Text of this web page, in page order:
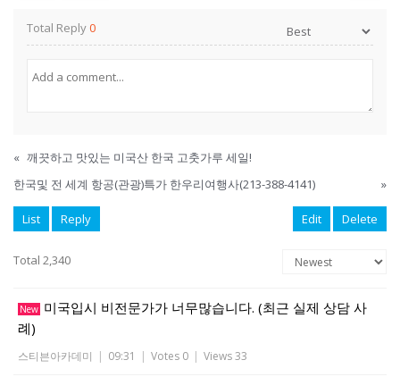
Total Reply0
« 깨끗하고 맛있는 미국산 한국 고춧가루 세일!
한국및 전 세계 항공(관광)특가 한우리여행사(213-388-4141)
»
List Reply Edit Delete
Total 2,340
New 미국입시 비전문가가 너무많습니다. (최근 실제 상담 사
례)
스티븐아카데미 | 09:31 | Votes 0 | Views 33